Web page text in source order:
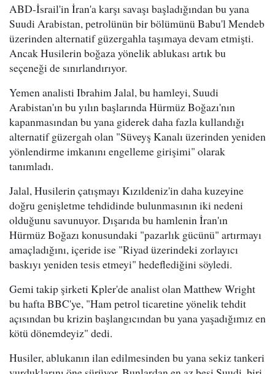
ABD-İsrail'in İran'a karşı savaşı başladığından bu yana
Suudi Arabistan, petrolünün bir bölümünü Babu'l Mendeb
üzerinden alternatif güzergahla taşımaya devam etmişti.
Ancak Husilerin boğaza yönelik ablukası artık bu
seçeneği de sınırlandırıyor.
Yemen analisti Ibrahim Jalal, bu hamleyi, Suudi
Arabistan'ın bu yılın başlarında Hürmüz Boğazı'nın
kapanmasından bu yana giderek daha fazla kullandığı
alternatif güzergah olan "Süveyş Kanalı üzerinden yeniden
yönlendirme imkanını engelleme girişimi" olarak
tanımladı.
Jalal, Husilerin çatışmayı Kızıldeniz'in daha kuzeyine
doğru genişletme tehdidinde bulunmasının iki nedeni
olduğunu savunuyor. Dışarıda bu hamlenin İran'ın
Hürmüz Boğazı konusundaki "pazarlık gücünü" artırmayı
amaçladığını, içeride ise "Riyad üzerindeki zorlayıcı
baskıyı yeniden tesis etmeyi" hedeflediğini söyledi.
Gemi takip şirketi Kpler'de analist olan Matthew Wright
bu hafta BBC'ye, "Ham petrol ticaretine yönelik tehdit
açısından bu krizin başlangıcından bu yana yaşadığımız en
kötü dönemdeyiz" dedi.
Husiler, ablukanın ilan edilmesinden bu yana sekiz tankeri